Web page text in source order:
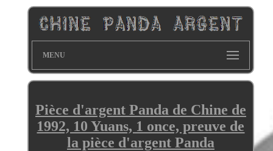
MENU
Pièce d'argent Panda de Chine de
1992, 10 Yuans, 1 once, preuve de
la pièce d'argent Panda